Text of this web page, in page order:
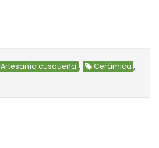
Artesanía cusqueña , Cerámica ,